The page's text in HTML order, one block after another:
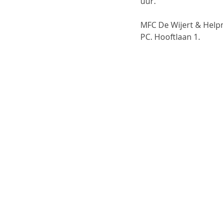
MFC De Wijert &
PC. Hooftlaan 1.